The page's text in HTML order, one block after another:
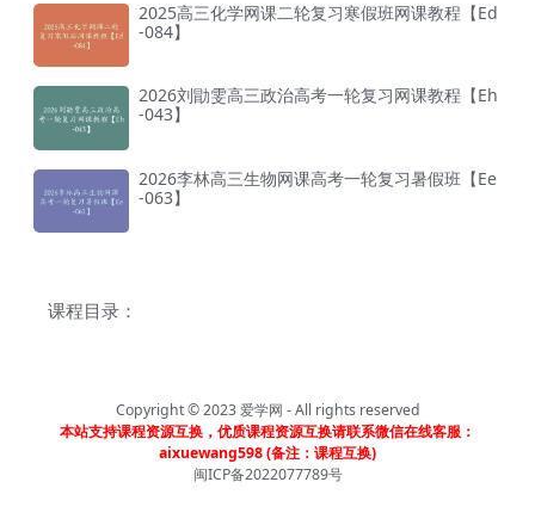
2025高三化学网课二轮复习寒假班网课教程【Ed
-084】
2026刘勖雯高三政治高考一轮复习网课教程【Eh
-043】
2026李林高三生物网课高考一轮复习暑假班【Ee
-063】
课程目录：
Copyright © 2023爱学网 - All rights reserved
本站支持课程资源互换，优质课程资源互换请联系微信在线客服：
aixuewang598 (备注：课程互换)
闽ICP备2022077789号